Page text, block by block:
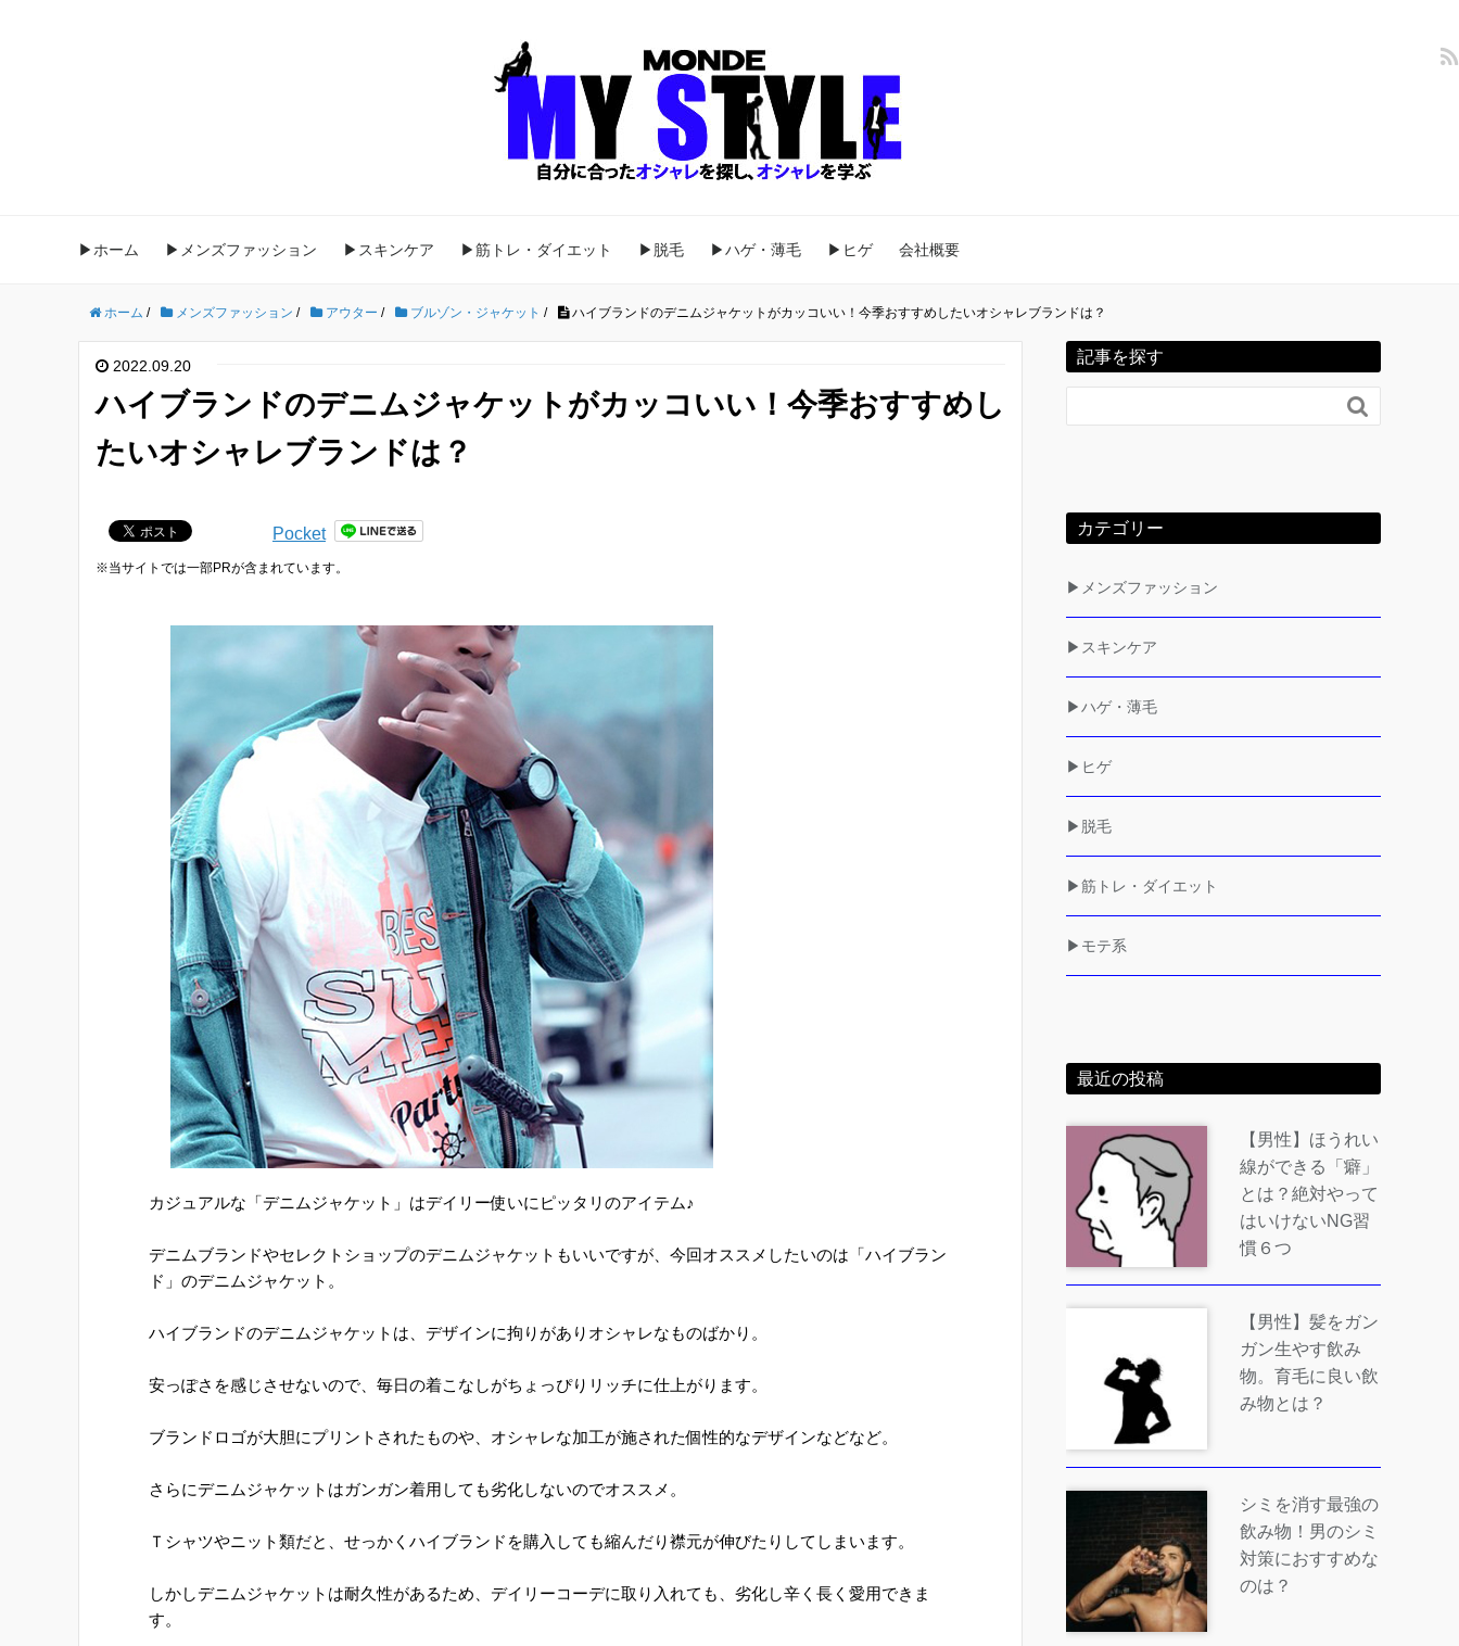
▶ホーム ▶メンズファッション ▶スキンケア ▶筋トレ・ダイエット ▶脱毛 ▶ハゲ・薄毛 ▶ヒゲ 会社概要
ホーム / メンズファッション / アウター / ブルゾン・ジャケット / ハイブランドのデニムジャケットがカッコいい！今季おすすめしたいオシャレブランドは？
2022.09.20
ハイブランドのデニムジャケットがカッコいい！今季おすすめし
たいオシャレブランドは？
Pocket
※当サイトでは一部PRが含まれています。
カジュアルな「デニムジャケット」はデイリー使いにピッタリのアイテム♪
デニムブランドやセレクトショップのデニムジャケットもいいですが、今回オススメしたいのは「ハイブラン
ド」のデニムジャケット。
ハイブランドのデニムジャケットは、デザインに拘りがありオシャレなものばかり。
安っぽさを感じさせないので、毎日の着こなしがちょっぴりリッチに仕上がります。
ブランドロゴが大胆にプリントされたものや、オシャレな加工が施された個性的なデザインなどなど。
さらにデニムジャケットはガンガン着用しても劣化しないのでオススメ。
Ｔシャツやニット類だと、せっかくハイブランドを購入しても縮んだり襟元が伸びたりしてしまいます。
しかしデニムジャケットは耐久性があるため、デイリーコーデに取り入れても、劣化し辛く長く愛用できま
す。
記事を探す

カテゴリー
▶メンズファッション
▶スキンケア
▶ハゲ・薄毛
▶ヒゲ
▶脱毛
▶筋トレ・ダイエット
▶モテ系
最近の投稿
【男性】ほうれい
線ができる「癖」
とは？絶対やって
はいけないNG習
慣６つ
【男性】髪をガン
ガン生やす飲み
物。育毛に良い飲
み物とは？
シミを消す最強の
飲み物！男のシミ
対策におすすめな
のは？